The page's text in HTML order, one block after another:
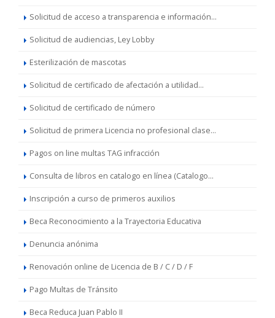
Solicitud de acceso a transparencia e información...
Solicitud de audiencias, Ley Lobby
Esterilización de mascotas
Solicitud de certificado de afectación a utilidad...
Solicitud de certificado de número
Solicitud de primera Licencia no profesional clase...
Pagos on line multas TAG infracción
Consulta de libros en catalogo en línea (Catalogo...
Inscripción a curso de primeros auxilios
Beca Reconocimiento a la Trayectoria Educativa
Denuncia anónima
Renovación online de Licencia de B / C / D / F
Pago Multas de Tránsito
Beca Reduca Juan Pablo II